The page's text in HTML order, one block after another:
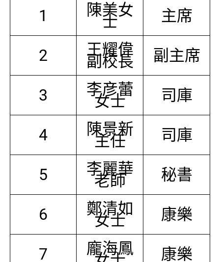
1
陳美女
士 主席
2 王耀偉
副校長 副主席
3 李彦蕾
女士 司庫
4 陳景新
主任 司庫
5 李麗華
老師 秘書
6 鄭清如
女士 康樂
7 龐海鳳 康樂